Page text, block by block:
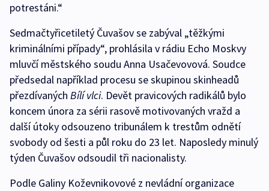
potrestáni.“
Sedmačtyřicetiletý Čuvašov se zabýval „těžkými
kriminálními případy“, prohlásila v rádiu Echo Moskvy
mluvčí městského soudu Anna Usačevovová. Soudce
předsedal například procesu se skupinou skinheadů
přezdívaných Bílí vlci. Devět pravicových radikálů bylo
koncem února za sérii rasově motivovaných vražd a
další útoky odsouzeno tribunálem k trestům odnětí
svobody od šesti a půl roku do 23 let. Naposledy minulý
týden Čuvašov odsoudil tři nacionalisty.
Podle Galiny Koževnikovové z nevládní organizace